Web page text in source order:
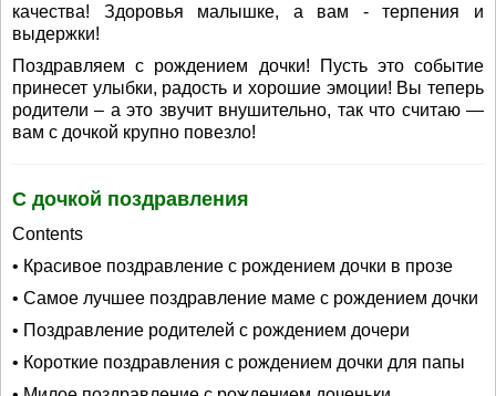
качества! Здоровья малышке, а вам - терпения и
выдержки!
Поздравляем с рождением дочки! Пусть это событие
принесет улыбки, радость и хорошие эмоции! Вы теперь
родители – а это звучит внушительно, так что считаю —
вам с дочкой крупно повезло!
С дочкой поздравления
Contents
• Красивое поздравление с рождением дочки в прозе
• Самое лучшее поздравление маме с рождением дочки
• Поздравление родителей с рождением дочери
• Короткие поздравления с рождением дочки для папы